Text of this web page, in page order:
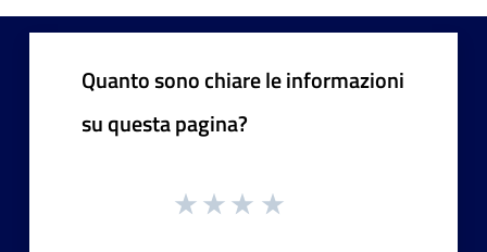
Quanto sono chiare le informazioni
su questa pagina?